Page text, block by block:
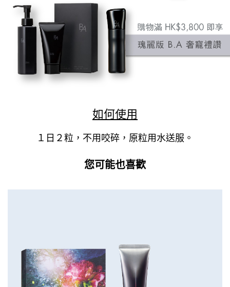
如何使用
１日２粒，不用咬碎，原粒用水送服。
您可能也喜歡